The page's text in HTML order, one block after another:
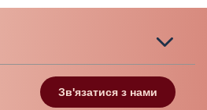
Зв'язатися з нами